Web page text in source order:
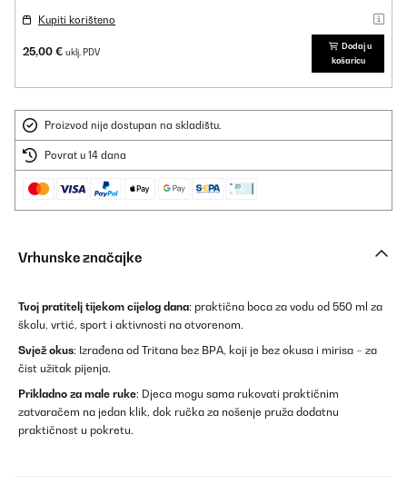
Kupiti korišteno
25,00 € uklj. PDV
Dodaj u
košaricu
Proizvod nije dostupan na skladištu.
Povrat u 14 dana
Vrhunske značajke
Tvoj pratitelj tijekom cijelog dana: praktična boca za vodu od 550 ml za
školu, vrtić, sport i aktivnosti na otvorenom.
Svjež okus: Izrađena od Tritana bez BPA, koji je bez okusa i mirisa – za
čist užitak pijenja.
Prikladno za male ruke: Djeca mogu sama rukovati praktičnim
zatvaračem na jedan klik, dok ručka za nošenje pruža dodatnu
praktičnost u pokretu.